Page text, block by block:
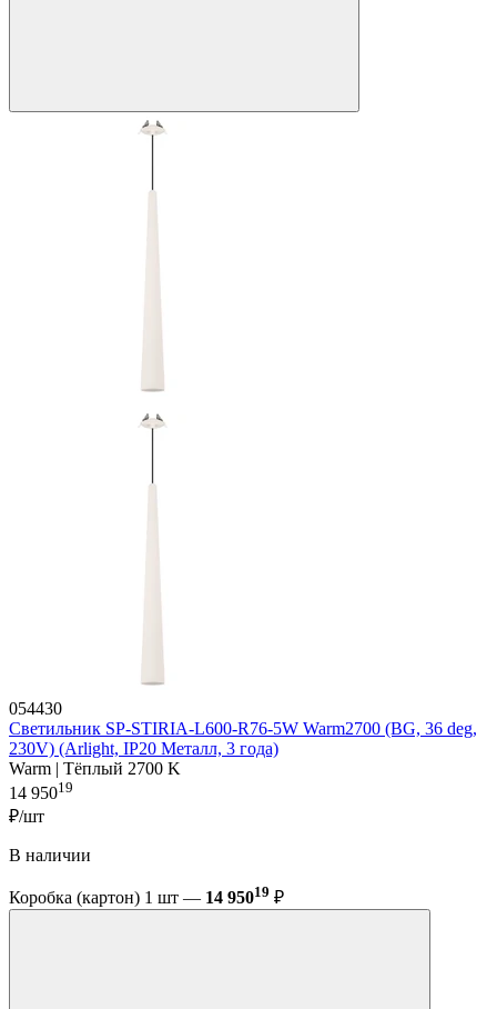
054430
Светильник SP-STIRIA-L600-R76-5W Warm2700 (BG, 36 deg,
230V) (Arlight, IP20 Металл, 3 года)
Warm | Тёплый 2700 K
14 95019
₽/шт
В наличии
Коробка (картон) 1 шт — 14 95019 ₽